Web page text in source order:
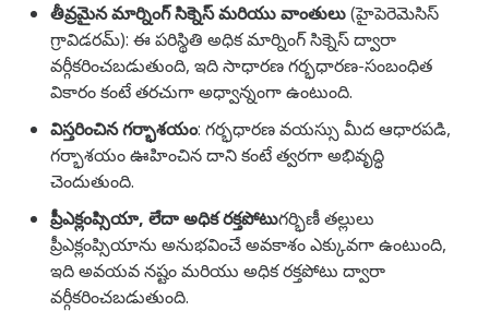
తీవ్రమైన మార్నింగ్ సిక్నెస్ మరియు వాంతులు(హైపెరెమెసిస్
గ్రావిడరమ్): ఈ పరిస్థితి అధిక మార్నింగ్ సిక్నెస్ ద్వారా
వర్గీకరించబడుతుంది, ఇది సాధారణ గర్భధారణ-సంబంధిత
వికారం కంటే తరచుగా అధ్వాన్నంగా ఉంటుంది.
విస్తరించిన గర్భాశయం: గర్భధారణ వయస్సు మీద ఆధారపడి,
గర్భాశయం ఊహించిన దాని కంటే త్వరగా అభివృద్ధి
చెందుతుంది.
ప్రీఎక్లంప్సియా, లేదా అధిక రక్తపోటుగర్భిణీ తల్లులు
ప్రీఎక్లంప్సియాను అనుభవించే అవకాశం ఎక్కువగా ఉంటుంది,
ఇది అవయవ నష్టం మరియు అధిక రక్తపోటు ద్వారా
వర్గీకరించబడుతుంది.